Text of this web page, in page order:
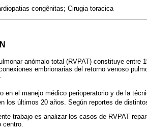
congênitas; Cirugia toracica
anómalo total (RVPAT) constituye
embrionarias del retorno venoso
en el manejo médico perioperatorio y de la
los últimos 20 años. Según reportes de
trabajo es analizar los casos de RVPAT
centro.